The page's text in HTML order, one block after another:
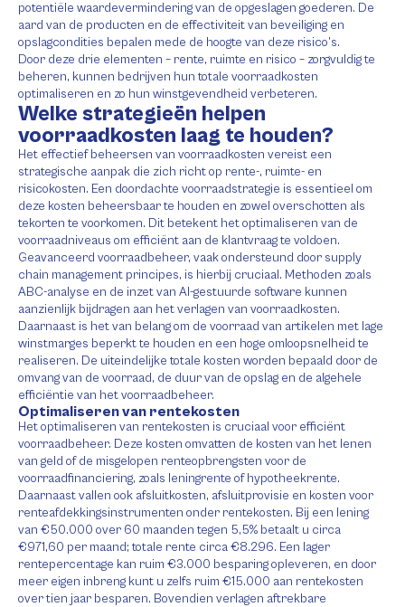
potentiële waardevermindering van de opgeslagen goederen. De
aard van de producten en de effectiviteit van beveiliging en
opslagcondities bepalen mede de hoogte van deze risico’s.
Door deze drie elementen – rente, ruimte en risico – zorgvuldig te
beheren, kunnen bedrijven hun totale voorraadkosten
optimaliseren en zo hun winstgevendheid verbeteren.
Welke strategieën helpen
voorraadkosten laag te houden?
Het effectief beheersen van voorraadkosten vereist een
strategische aanpak die zich richt op rente-, ruimte- en
risicokosten. Een doordachte voorraadstrategie is essentieel om
deze kosten beheersbaar te houden en zowel overschotten als
tekorten te voorkomen. Dit betekent het optimaliseren van de
voorraadniveaus om efficiënt aan de klantvraag te voldoen.
Geavanceerd voorraadbeheer, vaak ondersteund door supply
chain management principes, is hierbij cruciaal. Methoden zoals
ABC-analyse en de inzet van AI-gestuurde software kunnen
aanzienlijk bijdragen aan het verlagen van voorraadkosten.
Daarnaast is het van belang om de voorraad van artikelen met lage
winstmarges beperkt te houden en een hoge omloopsnelheid te
realiseren. De uiteindelijke totale kosten worden bepaald door de
omvang van de voorraad, de duur van de opslag en de algehele
efficiëntie van het voorraadbeheer.
Optimaliseren van rentekosten
Het optimaliseren van rentekosten is cruciaal voor efficiënt
voorraadbeheer. Deze kosten omvatten de kosten van het lenen
van geld of de misgelopen renteopbrengsten voor de
voorraadfinanciering, zoals leningrente of hypotheekrente.
Daarnaast vallen ook afsluitkosten, afsluitprovisie en kosten voor
renteafdekkingsinstrumenten onder rentekosten. Bij een lening
van €50.000 over 60 maanden tegen 5,5% betaalt u circa
€971,60 per maand; totale rente circa €8.296. Een lager
rentepercentage kan ruim €3.000 besparing opleveren, en door
meer eigen inbreng kunt u zelfs ruim €15.000 aan rentekosten
over tien jaar besparen. Bovendien verlagen aftrekbare